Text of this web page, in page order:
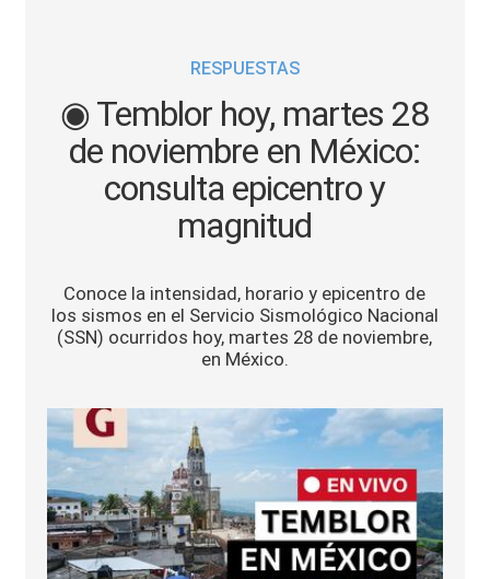
Vida Laboral
Tendencias Mix
RESPUESTAS
◉ Temblor hoy, martes 28
de noviembre en México:
consulta epicentro y
magnitud
Conoce la intensidad, horario y epicentro de
los sismos en el Servicio Sismológico Nacional
(SSN) ocurridos hoy, martes 28 de noviembre,
en México.